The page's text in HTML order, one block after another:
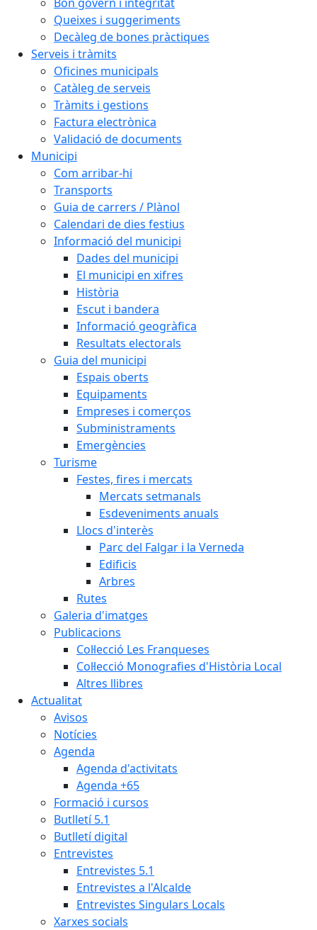
Queixes i suggeriments
Decàleg de bones pràctiques
Serveis i tràmits
Oficines municipals
Catàleg de serveis
Tràmits i gestions
Factura electrònica
Validació de documents
Municipi
Com arribar-hi
Transports
Guia de carrers / Plànol
Calendari de dies festius
Informació del municipi
Dades del municipi
El municipi en xifres
Història
Escut i bandera
Informació geogràfica
Resultats electorals
Guia del municipi
Espais oberts
Equipaments
Empreses i comerços
Subministraments
Emergències
Turisme
Festes, fires i mercats
Mercats setmanals
Esdeveniments anuals
Llocs d'interès
Parc del Falgar i la Verneda
Edificis
Arbres
Rutes
Galeria d'imatges
Publicacions
Col·lecció Les Franqueses
Col·lecció Monografies d'Història Local
Altres llibres
Actualitat
Avisos
Notícies
Agenda
Agenda d'activitats
Agenda +65
Formació i cursos
Butlletí 5.1
Butlletí digital
Entrevistes
Entrevistes 5.1
Entrevistes a l'Alcalde
Entrevistes Singulars Locals
Xarxes socials